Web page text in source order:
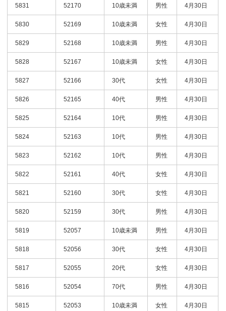
5831 52170 10歳未満 男性 4月30日
5830 52169 10歳未満 女性 4月30日
5829 52168 10歳未満 男性 4月30日
5828 52167 10歳未満 女性 4月30日
5827 52166 30代 女性 4月30日
5826 52165 40代 男性 4月30日
5825 52164 10代 男性 4月30日
5824 52163 10代 男性 4月30日
5823 52162 10代 男性 4月30日
5822 52161 40代 女性 4月30日
5821 52160 30代 女性 4月30日
5820 52159 30代 男性 4月30日
5819 52057 10歳未満 男性 4月30日
5818 52056 30代 女性 4月30日
5817 52055 20代 女性 4月30日
5816 52054 70代 男性 4月30日
5815 52053 10歳未満 女性 4月30日